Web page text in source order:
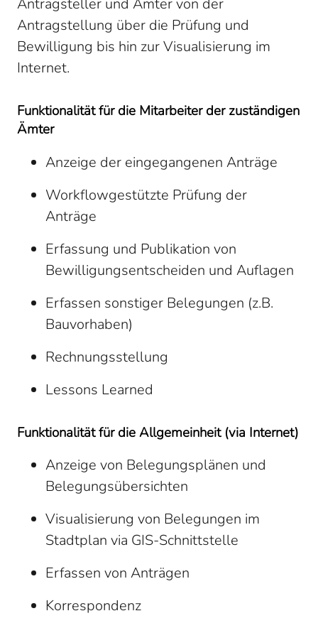
Antragsteller und Ämter von der
Antragstellung über die Prüfung und
Bewilligung bis hin zur Visualisierung im
Internet.
Funktionalität für die Mitarbeiter der zuständigen
Ämter
Anzeige der eingegangenen Anträge
Workflowgestützte Prüfung der
Anträge
Erfassung und Publikation von
Bewilligungsentscheiden und Auflagen
Erfassen sonstiger Belegungen (z.B.
Bauvorhaben)
Rechnungsstellung
Lessons Learned
Funktionalität für die Allgemeinheit (via Internet)
Anzeige von Belegungsplänen und
Belegungsübersichten
Visualisierung von Belegungen im
Stadtplan via GIS-Schnittstelle
Erfassen von Anträgen
Korrespondenz